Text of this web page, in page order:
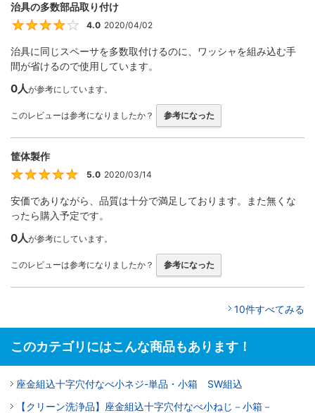
治具の多数部品取り付け
4
4.0 2020/04/02
治具に同じスペーサを多数取付けるのに、ワッシャを組み込む手
間が省けるので使用しています。
0人が参考にしています。
このレビューは参考になりましたか？ 参考になった
筐体製作
5
5.0 2020/03/14
安価でありながら、品質は十分で満足しております。また無くな
ったら購入予定です。
0人が参考にしています。
このレビューは参考になりましたか？ 参考になった
10件すべてみる
このカテゴリにはこんな商品もあります！
座金組込十字穴付なべ小ネジ-単品・小箱 SW組込
【クリーン洗浄品】座金組込十字穴付なべ小ねじ－小箱－